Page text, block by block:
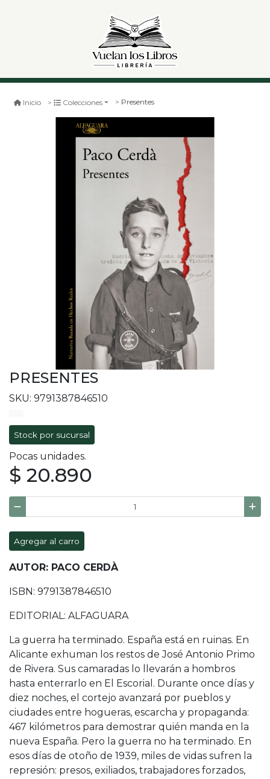
Inicio Colecciones Presentes
PRESENTES
SKU: 9791387846510
Stock por sucursal
Pocas unidades.
$ 20.890
Agregar al carro
AUTOR: PACO CERDÀ
ISBN: 9791387846510
EDITORIAL: ALFAGUARA
La guerra ha terminado. España está en ruinas. En
Alicante exhuman los restos de José Antonio Primo
de Rivera. Sus camaradas lo llevarán a hombros
hasta enterrarlo en El Escorial. Durante once días y
diez noches, el cortejo avanzará por pueblos y
ciudades entre hogueras, escarcha y propaganda:
467 kilómetros para demostrar quién manda en la
nueva España. Pero la guerra no ha terminado. En
esos días de otoño de 1939, miles de vidas sufren la
represión: presos, exiliados, trabajadores forzados,